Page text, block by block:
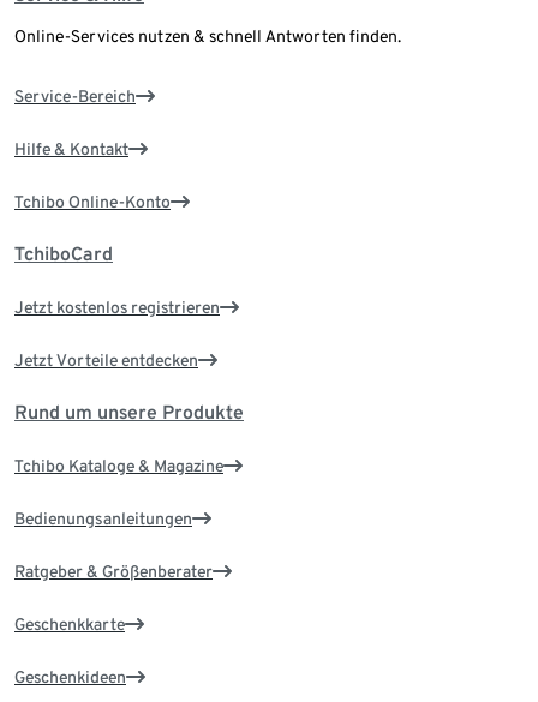
Online-Services nutzen & schnell Antworten finden.
Service-Bereich
Hilfe & Kontakt
Tchibo Online-Konto
TchiboCard
Jetzt kostenlos registrieren
Jetzt Vorteile entdecken
Rund um unsere Produkte
Tchibo Kataloge & Magazine
Bedienungsanleitungen
Ratgeber & Größenberater
Geschenkkarte
Geschenkideen